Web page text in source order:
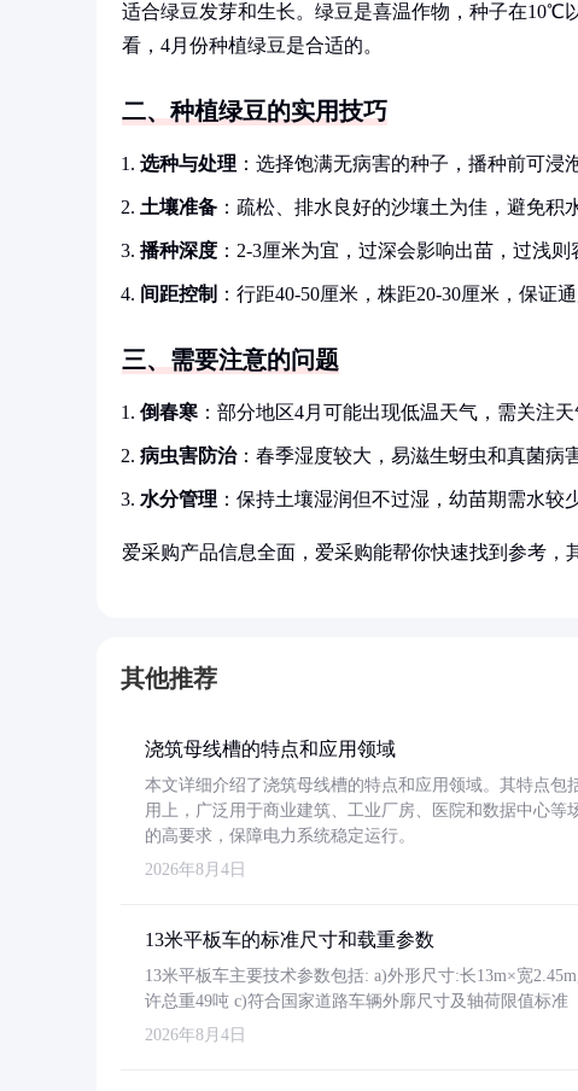
适合绿豆发芽和生长。绿豆是喜温作物，种子在10℃
看，4月份种植绿豆是合适的。
二、种植绿豆的实用技巧
选种与处理 ：选择饱满无病害的种子，播种前可浸
土壤准备 ：疏松、排水良好的沙壤土为佳，避免积
播种深度 ：2-3厘米为宜，过深会影响出苗，过浅则
间距控制 ：行距40-50厘米，株距20-30厘米，保证通
三、需要注意的问题
倒春寒 ：部分地区4月可能出现低温天气，需关注
病虫害防治：春季湿度较大，易滋生蚜虫和真菌病
水分管理 ：保持土壤湿润但不过湿，幼苗期需水较
爱采购产品信息全面，爱采购能帮你快速找到参考
其他推荐
浇筑母线槽的特点和应用领域
本文详细介绍了浇筑母线槽的特点和应用领域。其特点包
用上，广泛用于商业建筑、工业厂房、医院和数据中心等
的高要求，保障电力系统稳定运行。
2026年8月4日
13米平板车的标准尺寸和载重参数
13米平板车主要技术参数包括: a)外形尺寸:长13m×宽
许总重49吨 c)符合国家道路车辆外廓尺寸及轴荷限值标准
2026年8月4日